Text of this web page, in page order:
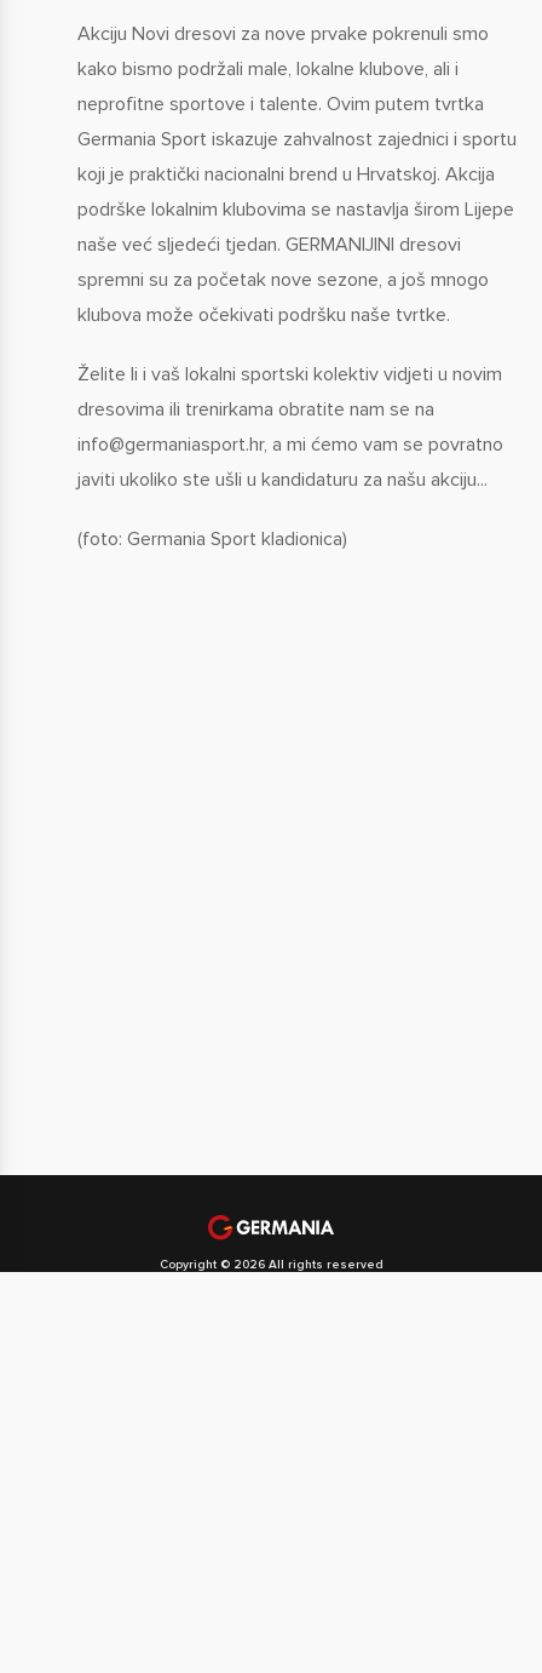
Akciju Novi dresovi za nove prvake pokrenuli smo
kako bismo podržali male, lokalne klubove, ali i
neprofitne sportove i talente. Ovim putem tvrtka
Germania Sport iskazuje zahvalnost zajednici i sportu
koji je praktički nacionalni brend u Hrvatskoj. Akcija
podrške lokalnim klubovima se nastavlja širom Lijepe
naše već sljedeći tjedan. GERMANIJINI dresovi
spremni su za početak nove sezone, a još mnogo
klubova može očekivati podršku naše tvrtke.
Želite li i vaš lokalni sportski kolektiv vidjeti u novim
dresovima ili trenirkama obratite nam se na
info@germaniasport.hr, a mi ćemo vam se povratno
javiti ukoliko ste ušli u kandidaturu za našu akciju...
(foto: Germania Sport kladionica)
Copyright © 2026 All rights reserved